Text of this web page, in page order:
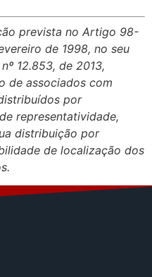
prevista no Artigo 98-
de 1998, no seu
12.853, de 2013,
de associados com
por
representatividade,
distribuição por
de localização dos